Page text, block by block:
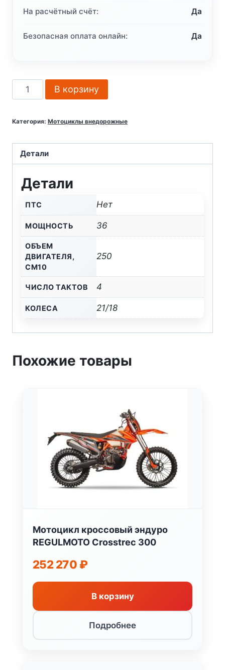
На расчётный счёт: Да
Безопасная оплата онлайн: Да
Количество
товара
кроссовый
KAYO
K6-
KYB
250
В корзину
Категория: Мотоциклы внедорожные
Детали
Детали
ПТС Нет
МОЩНОСТЬ 36
ОБЪЕМ
ДВИГАТЕЛЯ,
СМ10
250
ЧИСЛО ТАКТОВ 4
КОЛЕСА 21/18
Похожие товары
Мотоцикл кроссовый эндуро
REGULMOTO Crosstrec 300
252 270 ₽
В корзину
Подробнее